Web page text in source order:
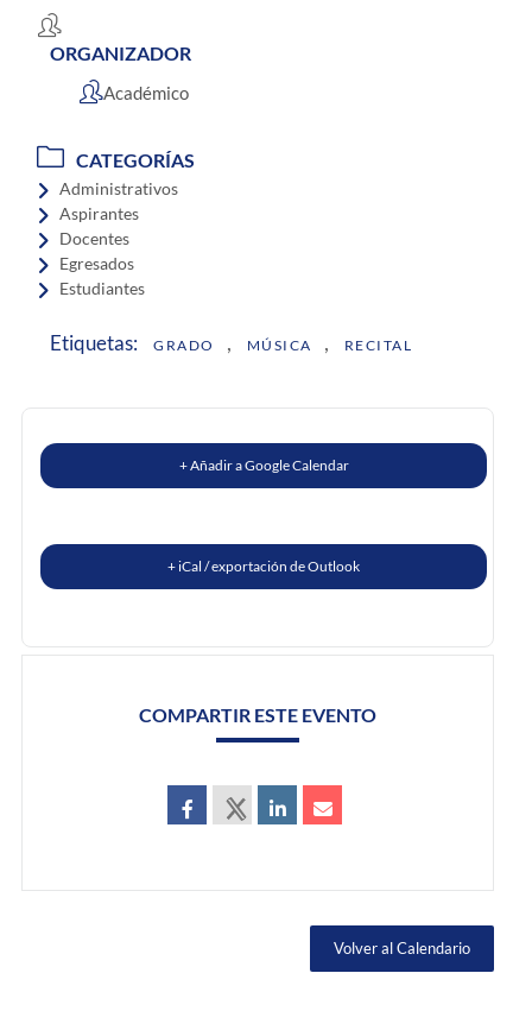
ORGANIZADOR
Académico
CATEGORÍAS
Administrativos
Aspirantes
Docentes
Egresados
Estudiantes
Etiquetas: GRADO , MÚSICA , RECITAL
+ Añadir a Google Calendar
+ iCal / exportación de Outlook
COMPARTIR ESTE EVENTO
Volver al Calendario